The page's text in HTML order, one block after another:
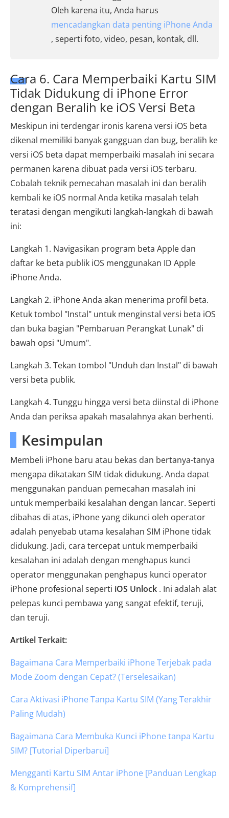
Oleh karena itu, Anda harus
mencadangkan data penting iPhone Anda
, seperti foto, video, pesan, kontak, dll.
Cara 6. Cara Memperbaiki Kartu SIM
Tidak Didukung di iPhone Error
dengan Beralih ke iOS Versi Beta
Meskipun ini terdengar ironis karena versi iOS beta
dikenal memiliki banyak gangguan dan bug, beralih ke
versi iOS beta dapat memperbaiki masalah ini secara
permanen karena dibuat pada versi iOS terbaru.
Cobalah teknik pemecahan masalah ini dan beralih
kembali ke iOS normal Anda ketika masalah telah
teratasi dengan mengikuti langkah-langkah di bawah
ini:
Langkah 1. Navigasikan program beta Apple dan
daftar ke beta publik iOS menggunakan ID Apple
iPhone Anda.
Langkah 2. iPhone Anda akan menerima profil beta.
Ketuk tombol "Instal" untuk menginstal versi beta iOS
dan buka bagian "Pembaruan Perangkat Lunak" di
bawah opsi "Umum".
Langkah 3. Tekan tombol "Unduh dan Instal" di bawah
versi beta publik.
Langkah 4. Tunggu hingga versi beta diinstal di iPhone
Anda dan periksa apakah masalahnya akan berhenti.
Kesimpulan
Membeli iPhone baru atau bekas dan bertanya-tanya
mengapa dikatakan SIM tidak didukung. Anda dapat
menggunakan panduan pemecahan masalah ini
untuk memperbaiki kesalahan dengan lancar. Seperti
dibahas di atas, iPhone yang dikunci oleh operator
adalah penyebab utama kesalahan SIM iPhone tidak
didukung. Jadi, cara tercepat untuk memperbaiki
kesalahan ini adalah dengan menghapus kunci
operator menggunakan penghapus kunci operator
iPhone profesional seperti iOS Unlock . Ini adalah alat
pelepas kunci pembawa yang sangat efektif, teruji,
dan teruji.
Artikel Terkait:
Bagaimana Cara Memperbaiki iPhone Terjebak pada
Mode Zoom dengan Cepat? (Terselesaikan)
Cara Aktivasi iPhone Tanpa Kartu SIM (Yang Terakhir
Paling Mudah)
Bagaimana Cara Membuka Kunci iPhone tanpa Kartu
SIM? [Tutorial Diperbarui]
Mengganti Kartu SIM Antar iPhone [Panduan Lengkap
& Komprehensif]